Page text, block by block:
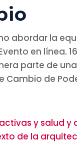
abordar la
en línea.
parte de
de